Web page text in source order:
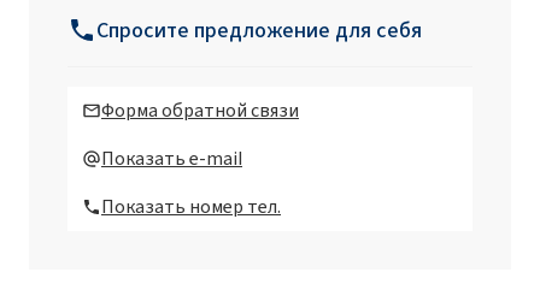
ROKAnol®LP200 (Polyoxyalkylene glycol
Спросите предложение для себя
Форма обратной связи
Показать e-mail
Показать номер тел.